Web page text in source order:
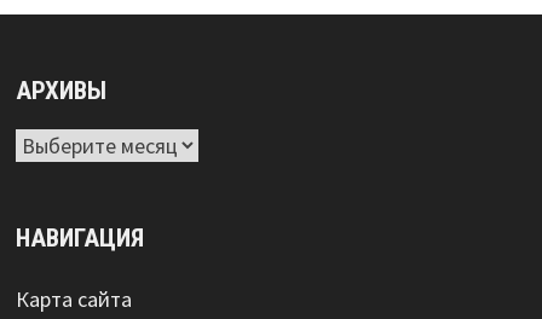
АРХИВЫ
Архивы
НАВИГАЦИЯ
Карта сайта